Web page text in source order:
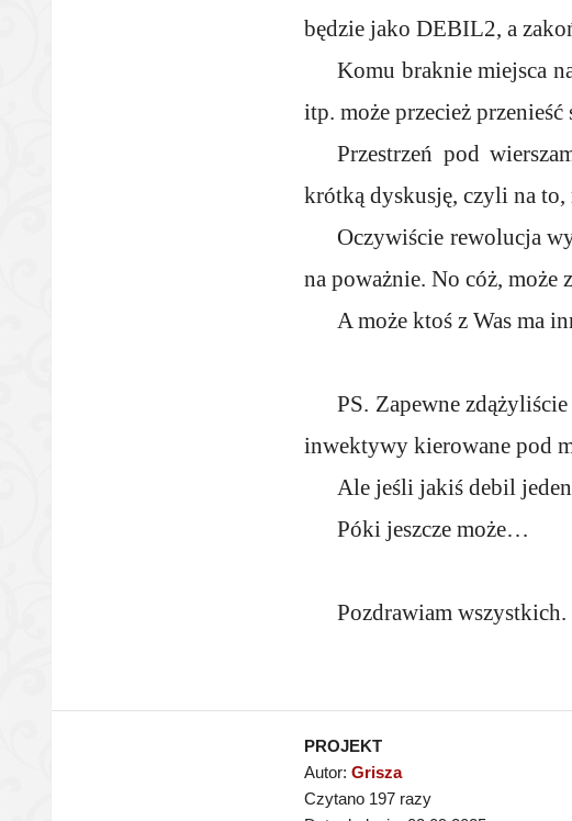
będzie jako DEBIL2, a
Komu braknie miejsca
itp. może przecież przenieść
Przestrzeń pod
krótką dyskusję, czyli na to,
Oczywiście rewolucja
na poważnie. No cóż, może
A może ktoś z Was ma
PS. Zapewne
inwektywy kierowane pod
Ale jeśli jakiś debil
Póki jeszcze może…
Pozdrawiam wszystkich.
PROJEKT
Autor: Grisza
Czytano 197 razy